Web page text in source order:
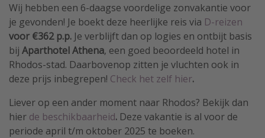
Wij hebben een 6-daagse voordelige zonvakantie voor
je gevonden! Je boekt deze heerlijke reis via D-reizen
voor €362 p.p. Je verblijft dan op logies en ontbijt basis
bij Aparthotel Athena, een goed beoordeeld hotel in
Rhodos-stad. Daarbovenop zitten je vluchten ook in
deze prijs inbegrepen! Check het zelf hier.
Liever op een ander moment naar Rhodos? Bekijk dan
hier de beschikbaarheid. Deze vakantie is al voor de
periode april t/m oktober 2025 te boeken.